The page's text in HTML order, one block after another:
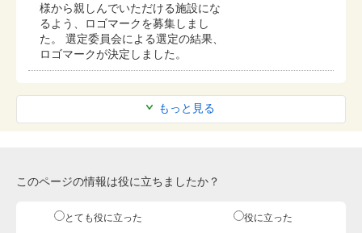
もっと見る
様から親しんでいただける施設にな
るよう、ロゴマークを募集しまし
た。 選定委員会による選定の結果、
ロゴマークが決定しました。
このページの情報は役に立ちましたか？
とても役に立った 役に立った